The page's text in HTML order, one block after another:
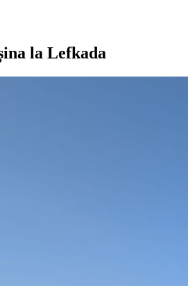
la Lefkada